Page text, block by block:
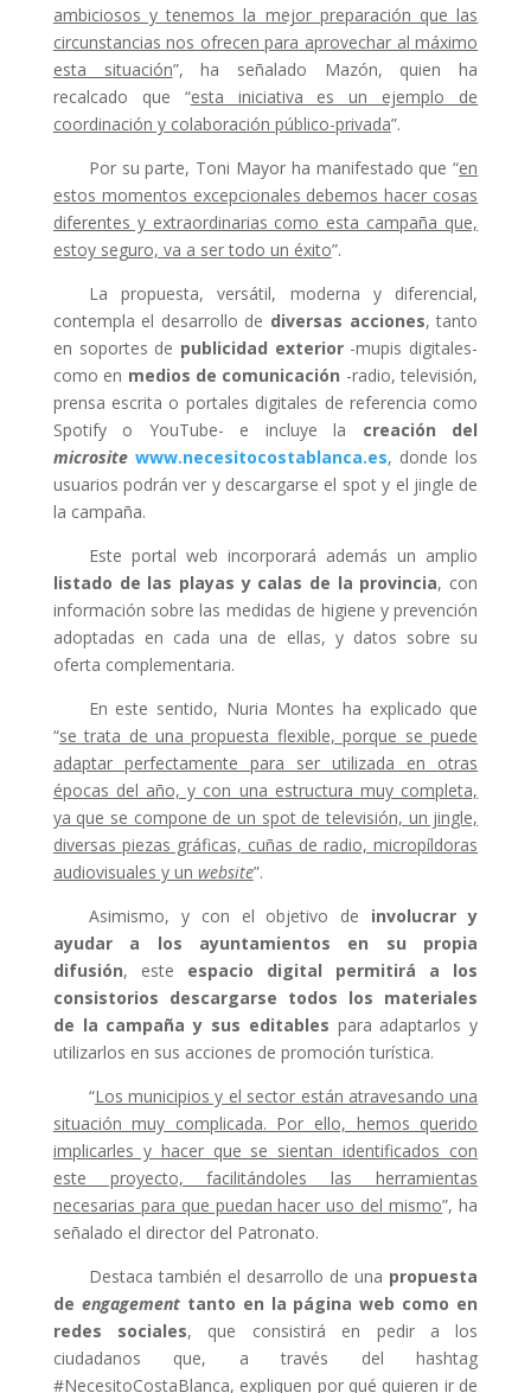
ambiciosos y tenemos la mejor preparación que las
circunstancias nos ofrecen para aprovechar al máximo
esta situación”, ha señalado Mazón, quien ha
recalcado que “esta iniciativa es un ejemplo de
coordinación y colaboración público-privada”.
Por su parte, Toni Mayor ha manifestado que “en
estos momentos excepcionales debemos hacer cosas
diferentes y extraordinarias como esta campaña que,
estoy seguro, va a ser todo un éxito”.
La propuesta, versátil, moderna y diferencial,
contempla el desarrollo de diversas acciones, tanto
en soportes de publicidad exterior-mupis digitales-
como en medios de comunicación -radio, televisión,
prensa escrita o portales digitales de referencia como
Spotify o YouTube- e incluye la creación del
microsite www.necesitocostablanca.es, donde los
usuarios podrán ver y descargarse el spot y el jingle de
la campaña.
Este portal web incorporará además un amplio
listado de las playas y calas de la provincia, con
información sobre las medidas de higiene y prevención
adoptadas en cada una de ellas, y datos sobre su
oferta complementaria.
En este sentido, Nuria Montes ha explicado que
“se trata de una propuesta flexible, porque se puede
adaptar perfectamente para ser utilizada en otras
épocas del año, y con una estructura muy completa,
ya que se compone de un spot de televisión, un jingle,
diversas piezas gráficas, cuñas de radio, micropíldoras
audiovisuales y un website”.
Asimismo, y con el objetivo de involucrar y
ayudar a los ayuntamientos en su propia
difusión, este espacio digital permitirá a los
consistorios descargarse todos los materiales
de la campaña y sus editables para adaptarlos y
utilizarlos en sus acciones de promoción turística.
“Los municipios y el sector están atravesando una
situación muy complicada. Por ello, hemos querido
implicarles y hacer que se sientan identificados con
este proyecto, facilitándoles las herramientas
necesarias para que puedan hacer uso del mismo”, ha
señalado el director del Patronato.
Destaca también el desarrollo de una propuesta
de engagement tanto en la página web como en
redes sociales, que consistirá en pedir a los
ciudadanos que, a través del hashtag
#NecesitoCostaBlanca, expliquen por qué quieren ir de